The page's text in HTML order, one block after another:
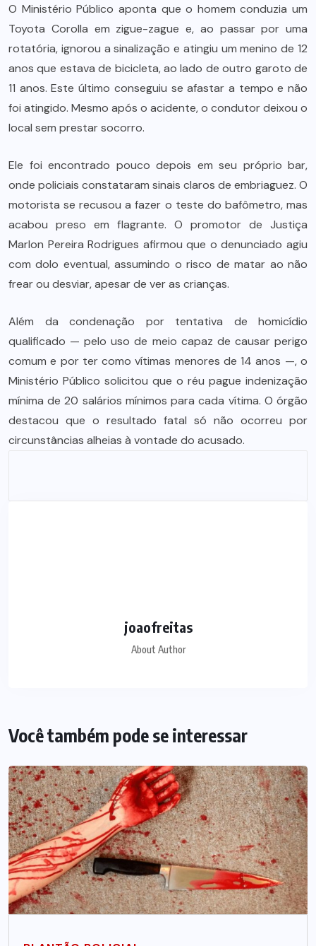
O Ministério Público aponta que o homem conduzia um
Toyota Corolla em zigue-zague e, ao passar por uma
rotatória, ignorou a sinalização e atingiu um menino de 12
anos que estava de bicicleta, ao lado de outro garoto de
11 anos. Este último conseguiu se afastar a tempo e não
foi atingido. Mesmo após o acidente, o condutor deixou o
local sem prestar socorro.
Ele foi encontrado pouco depois em seu próprio bar,
onde policiais constataram sinais claros de embriaguez. O
motorista se recusou a fazer o teste do bafômetro, mas
acabou preso em flagrante. O promotor de Justiça
Marlon Pereira Rodrigues afirmou que o denunciado agiu
com dolo eventual, assumindo o risco de matar ao não
frear ou desviar, apesar de ver as crianças.
Além da condenação por tentativa de homicídio
qualificado — pelo uso de meio capaz de causar perigo
comum e por ter como vítimas menores de 14 anos —, o
Ministério Público solicitou que o réu pague indenização
mínima de 20 salários mínimos para cada vítima. O órgão
destacou que o resultado fatal só não ocorreu por
circunstâncias alheias à vontade do acusado.
joaofreitas
About Author
Você também pode se interessar